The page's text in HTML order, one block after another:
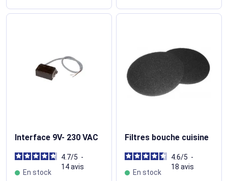
Interface 9V- 230 VAC
4.7/5 -
14avis
En stock
Filtres bouche cuisine
4.6/5 -
18 avis
En stock